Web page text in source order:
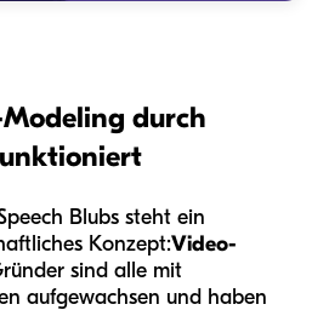
durch
Blubs steht ein
Konzept:Video-
sind alle mit
aufgewachsen und haben